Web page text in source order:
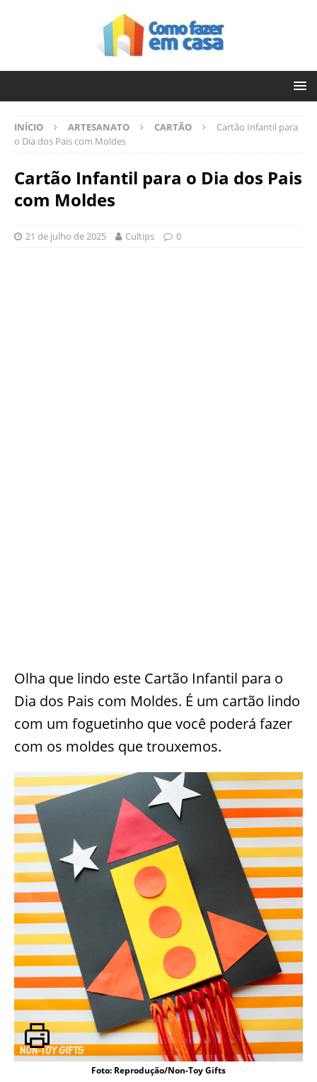
INÍCIO ARTESANATO CARTÃO
Cartão Infantil para
o Dia dos Pais com Moldes
Cartão Infantil para o Dia dos Pais
com Moldes
21 de julho de 2025 Cultips 0
Olha que lindo este Cartão Infantil para o
Dia dos Pais com Moldes. É um cartão lindo
com um foguetinho que você poderá fazer
com os moldes que trouxemos.
Foto: Reprodução/Non-Toy Gifts